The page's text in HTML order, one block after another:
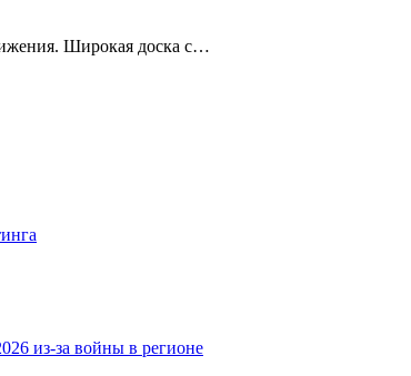
Широкая доска с…
из-за войны в регионе